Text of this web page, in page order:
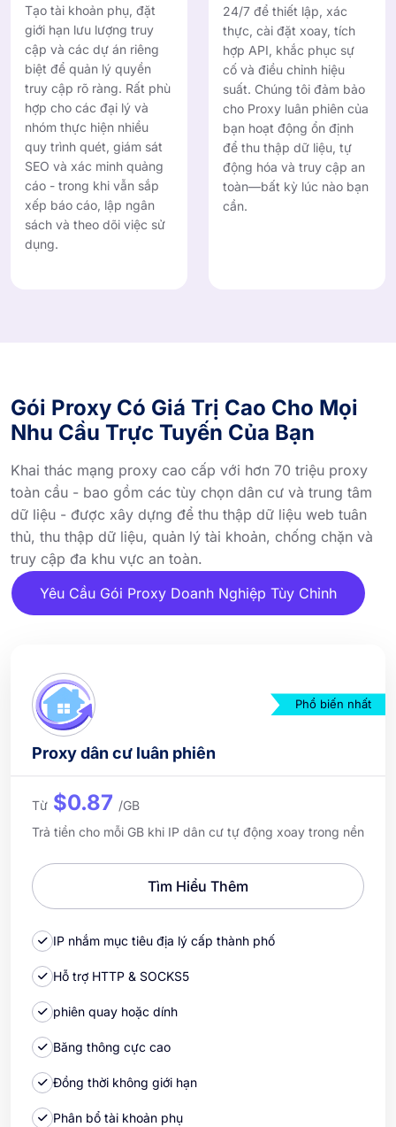
Tạo tài khoản phụ, đặt
giới hạn lưu lượng truy
cập và các dự án riêng
biệt để quản lý quyền
truy cập rõ ràng. Rất phù
hợp cho các đại lý và
nhóm thực hiện nhiều
quy trình quét, giám sát
SEO và xác minh quảng
cáo - trong khi vẫn sắp
xếp báo cáo, lập ngân
sách và theo dõi việc sử
dụng.
24/7 để thiết lập, xác
thực, cài đặt xoay, tích
hợp API, khắc phục sự
cố và điều chỉnh hiệu
suất. Chúng tôi đảm bảo
cho Proxy luân phiên của
bạn hoạt động ổn định
để thu thập dữ liệu, tự
động hóa và truy cập an
toàn—bất kỳ lúc nào bạn
cần.
Gói Proxy Có Giá Trị Cao Cho Mọi
Nhu Cầu Trực Tuyến Của Bạn
Khai thác mạng proxy cao cấp với hơn 70 triệu proxy
toàn cầu - bao gồm các tùy chọn dân cư và trung tâm
dữ liệu - được xây dựng để thu thập dữ liệu web tuân
thủ, thu thập dữ liệu, quản lý tài khoản, chống chặn và
truy cập đa khu vực an toàn.
Yêu Cầu Gói Proxy Doanh Nghiệp Tùy Chỉnh
Phổ biến nhất
Proxy dân cư luân phiên
Từ $0.87 /GB
Trả tiền cho mỗi GB khi IP dân cư tự động xoay trong nền
Tìm Hiểu Thêm
IP nhắm mục tiêu địa lý cấp thành phố
Hỗ trợ HTTP & SOCKS5
phiên quay hoặc dính
Băng thông cực cao
Đồng thời không giới hạn
Phân bổ tài khoản phụ